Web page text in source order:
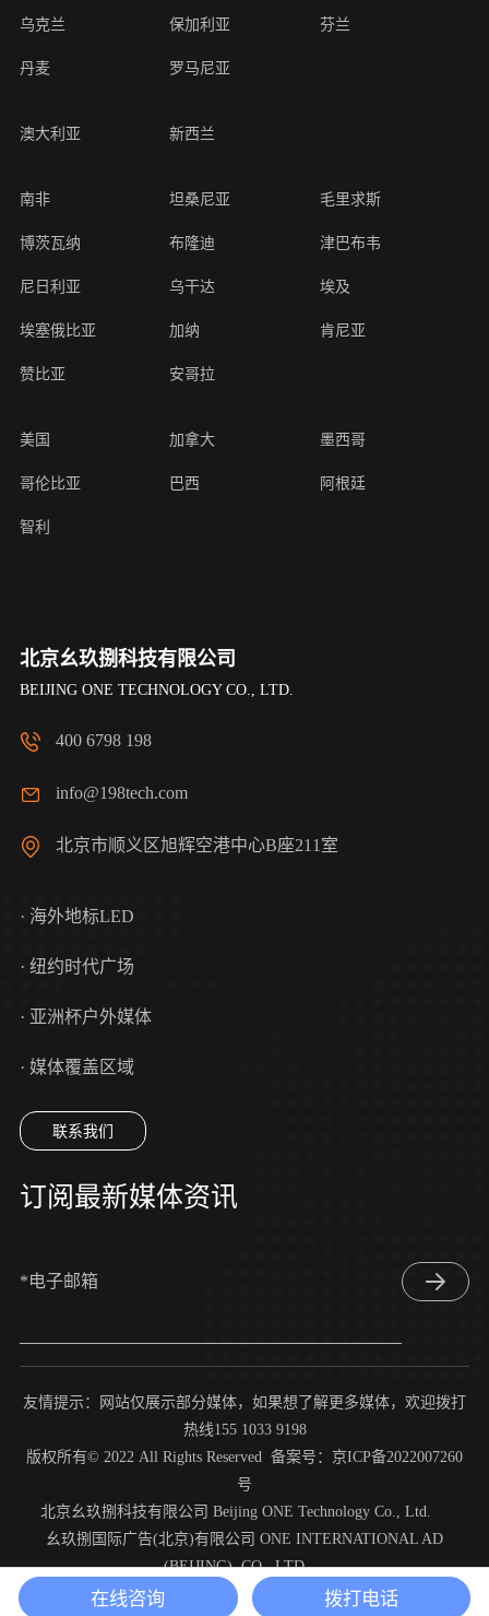
乌克兰 保加利亚 芬兰
丹麦 罗马尼亚
澳大利亚 新西兰
南非 坦桑尼亚 毛里求斯
博茨瓦纳 布隆迪 津巴布韦
尼日利亚 乌干达 埃及
埃塞俄比亚 加纳 肯尼亚
赞比亚 安哥拉
美国 加拿大 墨西哥
哥伦比亚 巴西 阿根廷
智利
北京幺玖捌科技有限公司
BEIJING ONE TECHNOLOGY CO., LTD.
400 6798 198
info@198tech.com
北京市顺义区旭辉空港中心B座211室
· 海外地标LED
· 纽约时代广场
· 亚洲杯户外媒体
· 媒体覆盖区域
联系我们
订阅最新媒体资讯
*电子邮箱
友情提示：网站仅展示部分媒体，如果想了解更多媒体，欢迎拨打
热线155 1033 9198
版权所有© 2022 All Rights Reserved 备案号： 京ICP备2022007260
号
北京幺玖捌科技有限公司 Beijing ONE Technology Co., Ltd.
幺玖捌国际广告(北京)有限公司 ONE INTERNATIONAL AD
(BEIJING) CO., LTD.
在线咨询 拨打电话